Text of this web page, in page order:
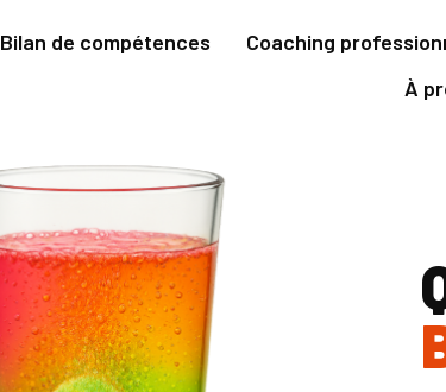
Bilan de compétences Coaching
À